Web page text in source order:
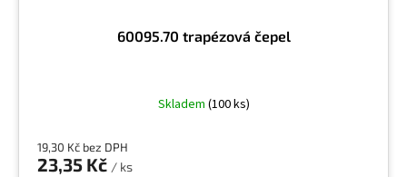
60095.70 trapézová čepel
Skladem (100 ks)
19,30 Kč bez DPH
23,35 Kč / ks